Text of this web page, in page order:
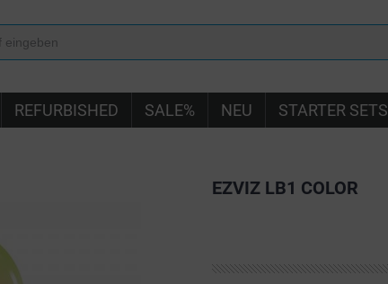
REFURBISHED SALE% NEU STARTER SETS
EZVIZ LB1 COLOR